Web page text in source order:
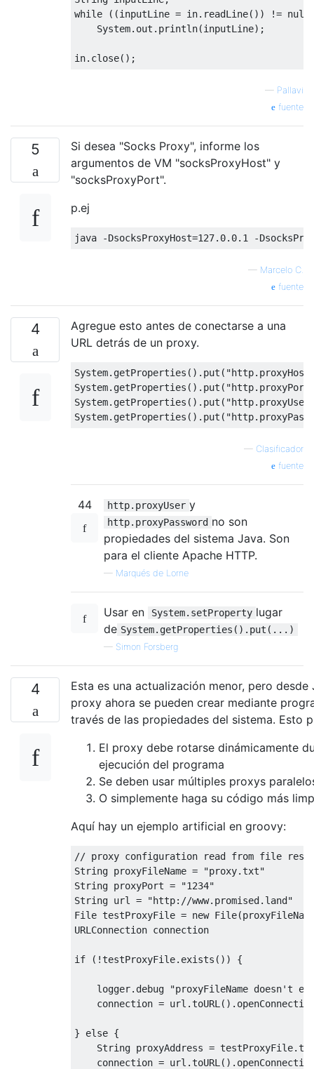
while
((inputLine = in. readLine()) != null
System. out . println(inputLine);
in. close();
— Pallavi
fuente
5
Si desea "Socks Proxy", informe los
argumentos de VM "socksProxyHost" y
"socksProxyPort".
p.ej
java -DsocksProxyHost=127.0. 0.1 -
— Marcelo C.
fuente
4
Agregue esto antes de conectarse a una
URL detrás de un proxy.
System. getProperties (). put (
System. getProperties (). put (
System. getProperties (). put (
System. getProperties (). put (
— Clasificador
fuente
44 http.proxyUser y
http.proxyPassword no son
propiedades del sistema Java. Son
para el cliente Apache HTTP.
— Marqués de Lorne
Usar en System.setProperty lugar
de System.getProperties().put(...)
— Simon Forsberg
4
Esta es una actualización menor, pero desde
proxy ahora se pueden crear mediante
través de las propiedades del sistema. Esto
El proxy debe rotarse dinámicamente
ejecución del programa
Se deben usar múltiples proxys
O simplemente haga su código más
Aquí hay un ejemplo artificial en groovy:
// proxy configuration read from file
String proxyFileName =
"proxy.txt"
String proxyPort =
"1234"
String url =
"http://www.promised.land"
File testProxyFile = new File(
URLConnection connection
if (!testProxyFile. exists ()) {
    logger
. debug
"proxyFileName doesn't
    connection
= url .toURL ().
} else {
String proxyAddress = testProxyFile.
    connection
= url .toURL ().